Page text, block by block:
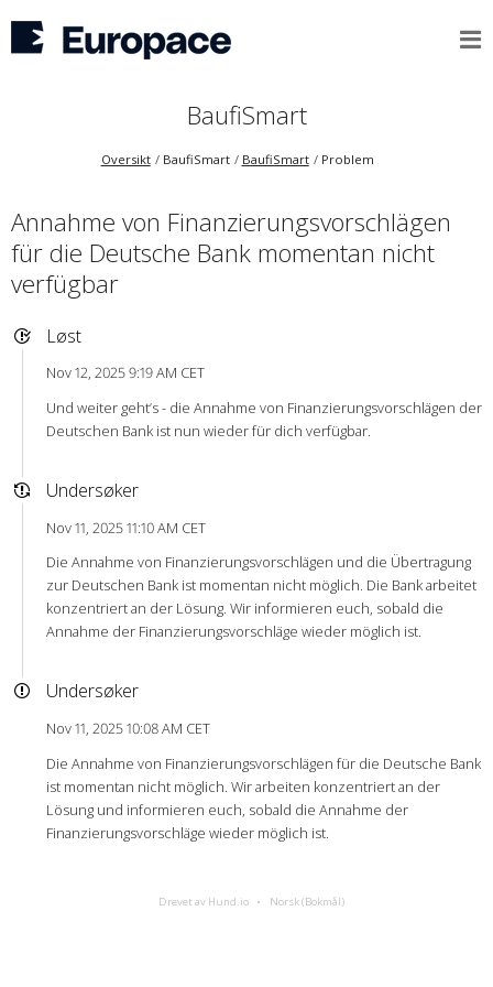
BaufiSmart
Oversikt BaufiSmart BaufiSmart Problem
Annahme von Finanzierungsvorschlägen
für die Deutsche Bank momentan nicht
verfügbar
Løst
Nov 12, 2025 9:19 AM CET
Und weiter geht’s - die Annahme von Finanzierungsvorschlägen der
Deutschen Bank ist nun wieder für dich verfügbar.
Undersøker
Nov 11, 2025 11:10 AM CET
Die Annahme von Finanzierungsvorschlägen und die Übertragung
zur Deutschen Bank ist momentan nicht möglich. Die Bank arbeitet
konzentriert an der Lösung. Wir informieren euch, sobald die
Annahme der Finanzierungsvorschläge wieder möglich ist.
Undersøker
Nov 11, 2025 10:08 AM CET
Die Annahme von Finanzierungsvorschlägen für die Deutsche Bank
ist momentan nicht möglich. Wir arbeiten konzentriert an der
Lösung und informieren euch, sobald die Annahme der
Finanzierungsvorschläge wieder möglich ist.
Drevet av Hund.io Norsk (Bokmål)